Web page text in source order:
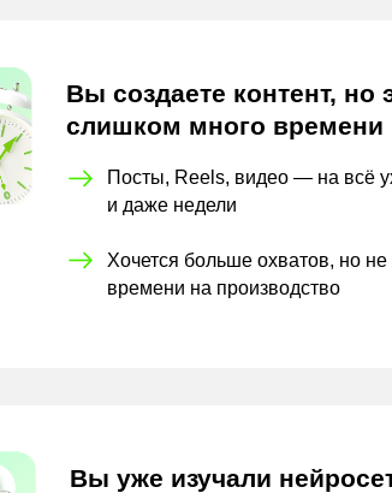
Вы создаете контент, но
слишком много времени
Посты, Reels, видео — на всё
и даже недели
Хочется больше охватов, но не
времени на производство
Вы уже изучали